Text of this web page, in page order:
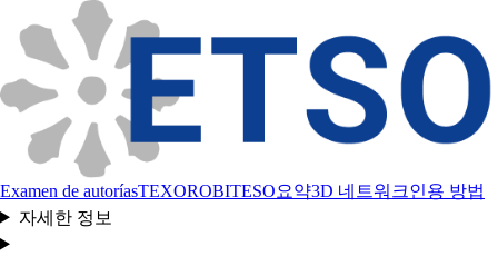
Examen de autoríasTEXOROBITESO요약3D 네트워크인용 방법
자세한 정보